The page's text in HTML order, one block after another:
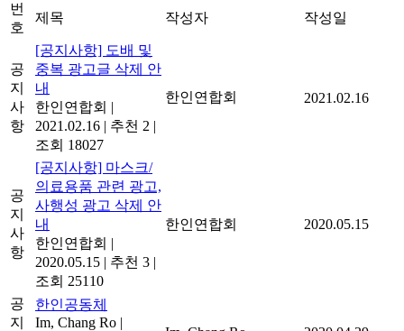
번
호
제목 작성자 작성일
공
지
사
항
[공지사항] 도배 및
중복 광고글 삭제 안
내
한인연합회 |
2021.02.16 | 추천 2 |
조회 18027
한인연합회 2021.02.16
공
지
사
항
[공지사항] 마스크/
의료용품 관련 광고,
사행성 광고 삭제 안
내
한인연합회 |
2020.05.15 | 추천 3 |
조회 25110
한인연합회 2020.05.15
공
지
한인공동체
Im, Chang Ro |